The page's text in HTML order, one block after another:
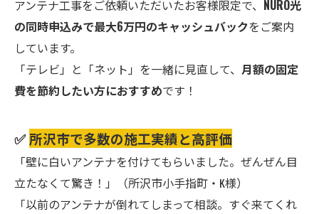
アンテナ工事をご依頼いただいたお客様限定で、 NURO光
の同時申込みで最大6万円のキャッシュバックをご案内
しています。
「テレビ」と「ネット」を一緒に見直して、 月額の固定
費を節約したい方におすすめです！
✅所沢市で多数の施工実績と高評価
「壁に白いアンテナを付けてもらいました。ぜんぜん目
立たなくて驚き！」（所沢市小手指町・K様）
「以前のアンテナが倒れてしまって相談。すぐ来てくれ